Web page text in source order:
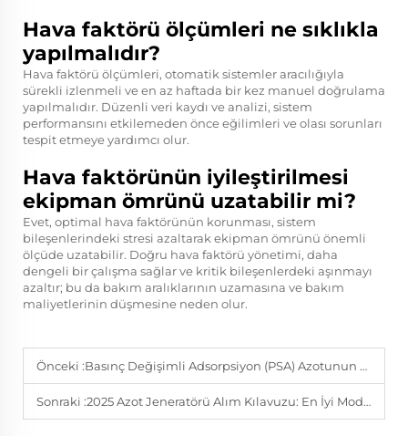
Hava faktörü ölçümleri ne sıklıkla
yapılmalıdır?
Hava faktörü ölçümleri, otomatik sistemler aracılığıyla
sürekli izlenmeli ve en az haftada bir kez manuel doğrulama
yapılmalıdır. Düzenli veri kaydı ve analizi, sistem
performansını etkilemeden önce eğilimleri ve olası sorunları
tespit etmeye yardımcı olur.
Hava faktörünün iyileştirilmesi
ekipman ömrünü uzatabilir mi?
Evet, optimal hava faktörünün korunması, sistem
bileşenlerindeki stresi azaltarak ekipman ömrünü önemli
ölçüde uzatabilir. Doğru hava faktörü yönetimi, daha
dengeli bir çalışma sağlar ve kritik bileşenlerdeki aşınmayı
azaltır; bu da bakım aralıklarının uzamasına ve bakım
maliyetlerinin düşmesine neden olur.
Önceki :Basınç Değişimli Adsorpsiyon (PSA) Azotunun En İyi 7 Avantajı
Sonraki :2025 Azot Jeneratörü Alım Kılavuzu: En İyi Modeller ve Karşılaştırılan Özellikler